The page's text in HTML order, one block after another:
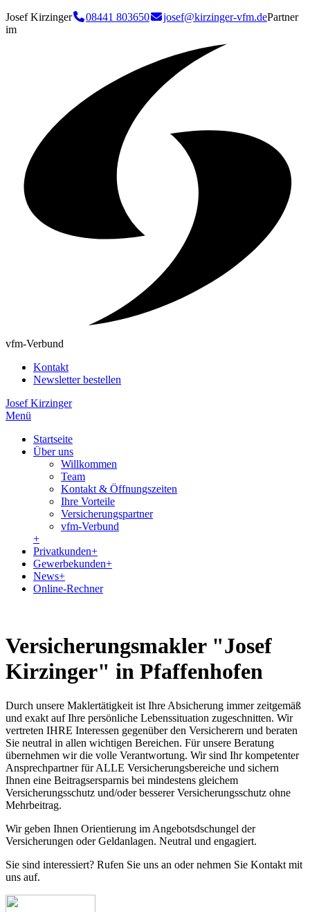
Josef Kirzinger 08441 803650 josef@kirzinger-vfm.dePartner
im
vfm-Verbund
Kontakt
Newsletter bestellen
Josef Kirzinger
Menü
Startseite
Über uns
Willkommen
Team
Kontakt & Öffnungszeiten
Ihre Vorteile
Versicherungspartner
vfm-Verbund
+
Privatkunden+
Gewerbekunden+
News+
Online-Rechner
Versicherungsmakler "Josef
Kirzinger" in Pfaffenhofen
Durch unsere Maklertätigkeit ist Ihre Absicherung immer zeitgemäß
und exakt auf Ihre persönliche Lebenssituation zugeschnitten. Wir
vertreten IHRE Interessen gegenüber den Versicherern und beraten
Sie neutral in allen wichtigen Bereichen. Für unsere Beratung
übernehmen wir die volle Verantwortung. Wir sind Ihr kompetenter
Ansprechpartner für ALLE Versicherungsbereiche und sichern
Ihnen eine Beitragsersparnis bei mindestens gleichem
Versicherungsschutz und/oder besserer Versicherungsschutz ohne
Mehrbeitrag.
Wir geben Ihnen Orientierung im Angebotsdschungel der
Versicherungen oder Geldanlagen. Neutral und engagiert.
Sie sind interessiert? Rufen Sie uns an oder nehmen Sie Kontakt mit
uns auf.